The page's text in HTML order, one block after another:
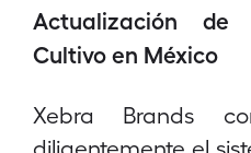
Actualización
Cultivo en México
Xebra Brands
diligentemente el